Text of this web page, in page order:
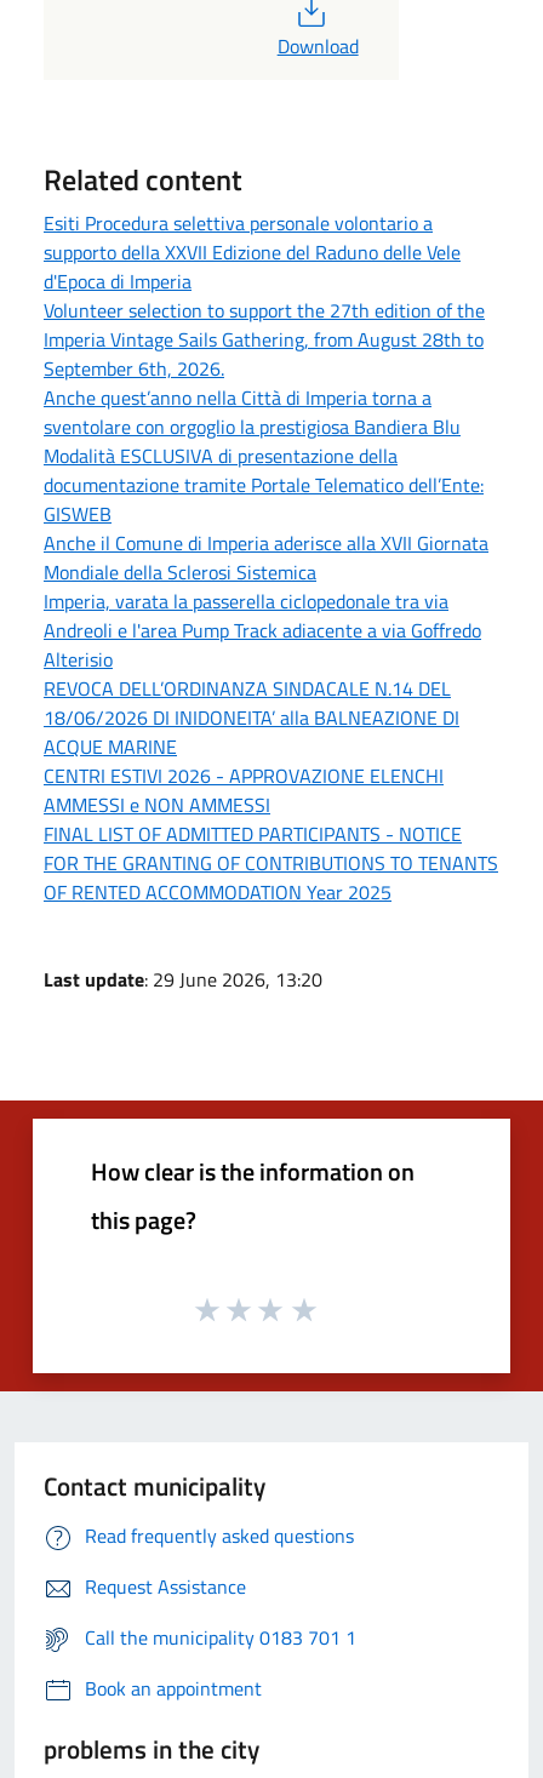
Download
Related content
Esiti Procedura selettiva personale volontario a
supporto della XXVII Edizione del Raduno delle Vele
d'Epoca di Imperia
Volunteer selection to support the 27th edition of the
Imperia Vintage Sails Gathering, from August 28th to
September 6th, 2026.
Anche quest’anno nella Città di Imperia torna a
sventolare con orgoglio la prestigiosa Bandiera Blu
Modalità ESCLUSIVA di presentazione della
documentazione tramite Portale Telematico dell’Ente:
GISWEB
Anche il Comune di Imperia aderisce alla XVII Giornata
Mondiale della Sclerosi Sistemica
Imperia, varata la passerella ciclopedonale tra via
Andreoli e l'area Pump Track adiacente a via Goffredo
Alterisio
REVOCA DELL’ORDINANZA SINDACALE N.14 DEL
18/06/2026 DI INIDONEITA’ alla BALNEAZIONE DI
ACQUE MARINE
CENTRI ESTIVI 2026 - APPROVAZIONE ELENCHI
AMMESSI e NON AMMESSI
FINAL LIST OF ADMITTED PARTICIPANTS - NOTICE
FOR THE GRANTING OF CONTRIBUTIONS TO TENANTS
OF RENTED ACCOMMODATION Year 2025
Last update: 29 June 2026, 13:20
How clear is the information on
this page?
Contact municipality
Read frequently asked questions
Request Assistance
Call the municipality 0183 701 1
Book an appointment
problems in the city